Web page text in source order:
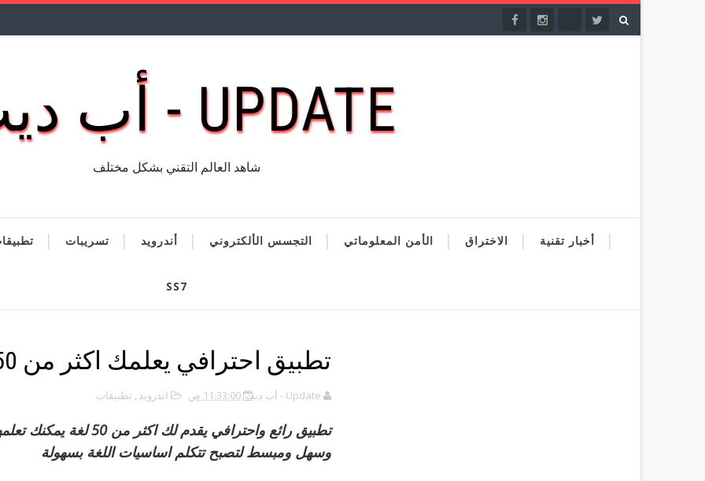
UPDATE - أب ديت
شاهد العالم التقني بشكل مختلف
أخبار تقنية الاختراق الأمن المعلوماتي التجسس الألكتروني أندرويد تسريبات
SS7
تطبيق احترافي يعلمك اكثر من 50 لغة
Update - أب ديت 11:33:00 ص اندرويد , تطبيقات
تطبيق رائع واحترافي
وسهل ومبسط لتصبح تتكلم اساسيات اللغة بسهولة